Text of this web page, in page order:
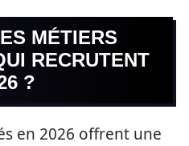
MÉTIERS
RECRUTENT
?
en 2026 offrent une